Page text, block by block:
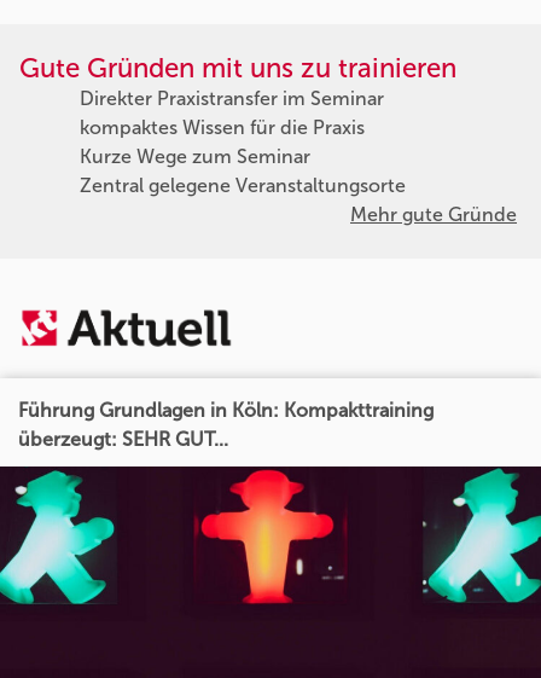
Gute Gründen mit uns zu trainieren
Direkter Praxistransfer im Seminar
kompaktes Wissen für die Praxis
Kurze Wege zum Seminar
Zentral gelegene Veranstaltungsorte
Mehr gute Gründe
Führung Grundlagen in Köln: Kompakttraining
überzeugt: SEHR GUT...